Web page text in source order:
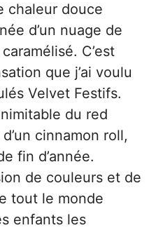
chaleur douce
d’un nuage de
C’est
que j’ai voulu
Velvet Festifs.
du red
cinnamon roll,
fin d’année.
de couleurs et de
tout le monde
enfants les